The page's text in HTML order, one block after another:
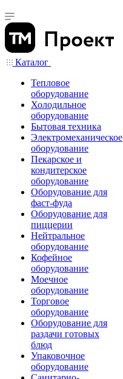
Каталог
Тепловое
оборудование
Холодильное
оборудование
Бытовая техника
Электромеханическое
оборудование
Пекарское и
кондитерское
оборудование
Оборудование для
фаст-фуда
Оборудование для
пиццерии
Нейтральное
оборудование
Кофейное
оборудование
Моечное
оборудование
Торговое
оборудование
Оборудование для
раздачи готовых
блюд
Упаковочное
оборудование